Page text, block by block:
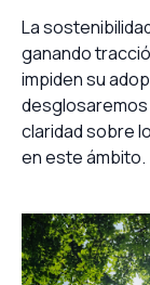
La
ganando
impiden su
claridad sobre
en este ámbito.